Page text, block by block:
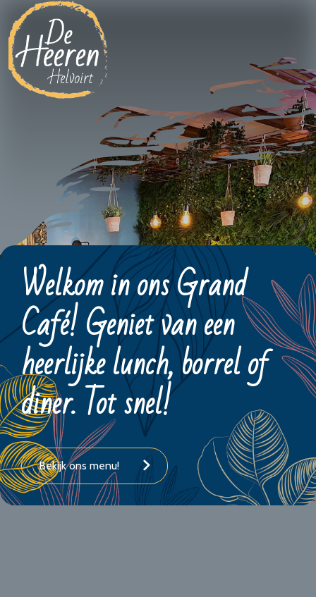
Welkom in ons Grand
Café! Geniet van een
heerlijke lunch, borrel of
diner. Tot snel!
Bekijk ons menu!